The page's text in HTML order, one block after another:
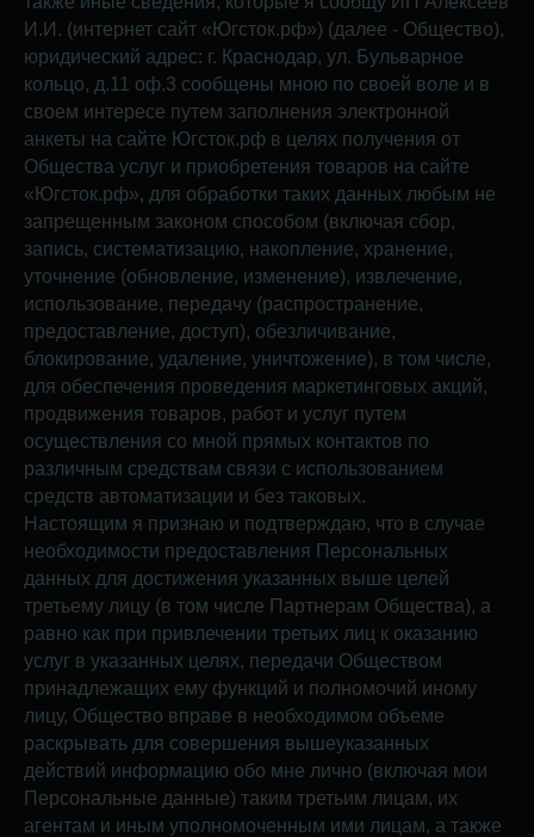
И.И. (интернет сайт «Югсток.рф») (далее - Общество),
юридический адрес: г. Краснодар, ул. Бульварное
кольцо, д.11 оф.3 сообщены мною по своей воле и в
своем интересе путем заполнения электронной
анкеты на сайте Югсток.рф в целях получения от
Общества услуг и приобретения товаров на сайте
«Югсток.рф», для обработки таких данных любым не
запрещенным законом способом (включая сбор,
запись, систематизацию, накопление, хранение,
уточнение (обновление, изменение), извлечение,
использование, передачу (распространение,
предоставление, доступ), обезличивание,
блокирование, удаление, уничтожение), в том числе,
для обеспечения проведения маркетинговых акций,
продвижения товаров, работ и услуг путем
осуществления со мной прямых контактов по
различным средствам связи с использованием
средств автоматизации и без таковых.
Настоящим я признаю и подтверждаю, что в случае
необходимости предоставления Персональных
данных для достижения указанных выше целей
третьему лицу (в том числе Партнерам Общества), а
равно как при привлечении третьих лиц к оказанию
услуг в указанных целях, передачи Обществом
принадлежащих ему функций и полномочий иному
лицу, Общество вправе в необходимом объеме
раскрывать для совершения вышеуказанных
действий информацию обо мне лично (включая мои
Персональные данные) таким третьим лицам, их
агентам и иным уполномоченным ими лицам, а также